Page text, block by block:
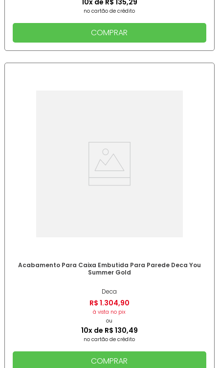
10x de R$ 135,29
no cartão de crédito
COMPRAR
Acabamento Para Caixa Embutida Para Parede Deca You
Summer Gold
Deca
R$ 1.304,90
à vista no pix
ou
10x de R$ 130,49
no cartão de crédito
COMPRAR